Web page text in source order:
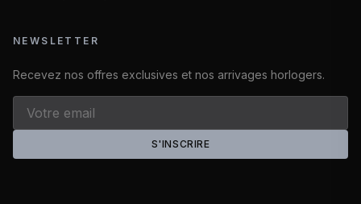
NEWSLETTER
Recevez nos offres exclusives et nos arrivages horlogers.
S'INSCRIRE